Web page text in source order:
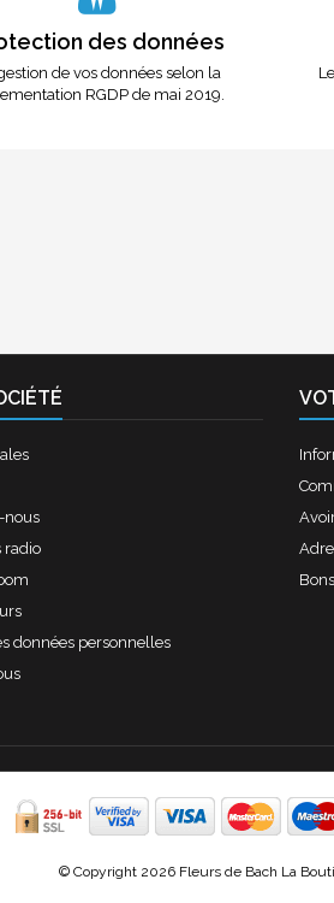
des données
de vos données selon la
RGDP de mai 2019.
nous
radio
données personnelles
© Copyright 2026 Fleurs de Bach La